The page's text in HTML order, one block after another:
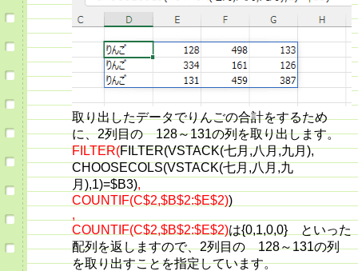
取り出したデータでりんごの合計をするため
に、2列目の 128～131の列を取り出します。
FILTER(FILTER(VSTACK(七月,八月,九月),
CHOOSECOLS(VSTACK(七月,八月,九
月),1)=$B3),
COUNTIF(C$2,$B$2:$E$2))
,
COUNTIF(C$2,$B$2:$E$2)は{0,1,0,0} といった
配列を返しますので、2列目の 128～131の列
を取り出すことを指定しています。